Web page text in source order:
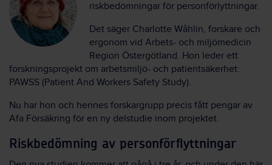
riskbedömningar för personförlyttningar.
Det säger Charlotte Wåhlin, forskare och
ergonom vid Arbets- och miljömedicin
Region Östergötland. Hon leder ett
forskningsprojekt om arbetsmiljö- och patientsäkerhet:
PAWSS (Patient And Workers Safety Study).
Nu har hon och hennes forskargrupp precis fått pengar av
Afa Försäkring för en ny delstudie inom projektet.
Riskbedömning av personförflyttningar